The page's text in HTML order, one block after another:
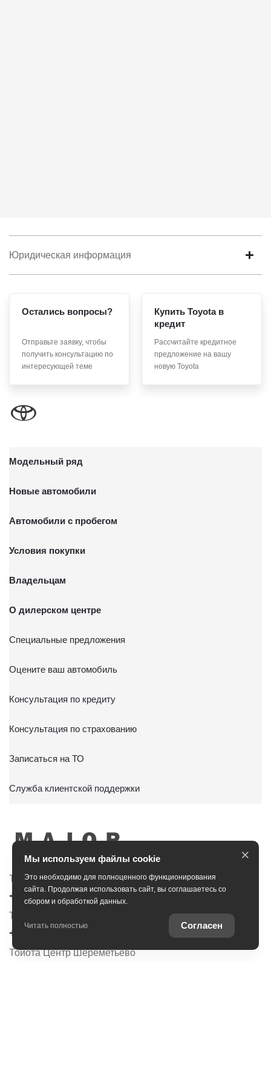
Юридическая информация
Остались вопросы?
Отправьте заявку, чтобы
получить консультацию по
интересующей теме
Купить Toyota в
кредит
Рассчитайте кредитное
предложение на вашу
новую Toyota
Модельный ряд
Новые автомобили
Автомобили с пробегом
Условия покупки
Владельцам
О дилерском центре
Специальные предложения
Оцените ваш автомобиль
Консультация по кредиту
Консультация по страхованию
Записаться на ТО
Служба клиентской поддержки
Тойота Центр Сити
+7 (495) 153-30-44
Тойота Центр Новорижский
+7 (495) 153-54-65
Тойота Центр Сокольники
+7 (495) 172-04-83
Тойота Центр Шереметьево
Мы используем файлы cookie
Это необходимо для полноценного функционирования
сайта. Продолжая использовать сайт, вы соглашаетесь со
сбором и обработкой данных.
Читать полностью Согласен
×